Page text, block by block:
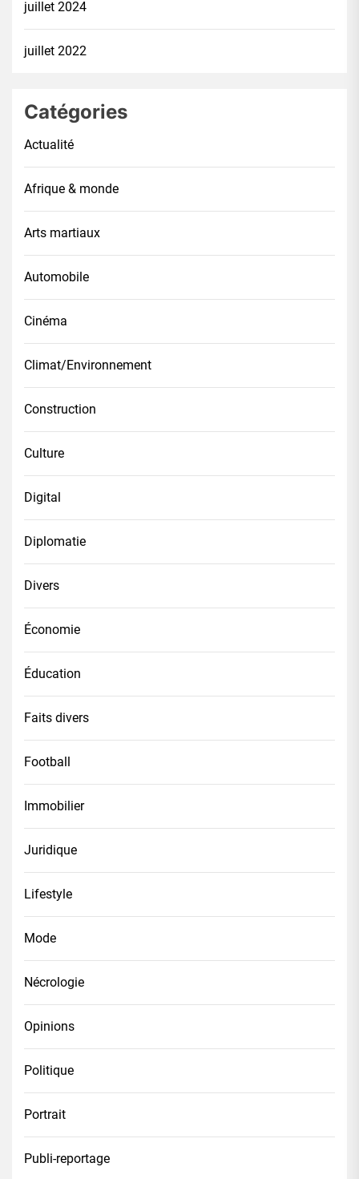
juillet 2024
juillet 2022
Catégories
Actualité
Afrique & monde
Arts martiaux
Automobile
Cinéma
Climat/Environnement
Construction
Culture
Digital
Diplomatie
Divers
Économie
Éducation
Faits divers
Football
Immobilier
Juridique
Lifestyle
Mode
Nécrologie
Opinions
Politique
Portrait
Publi-reportage